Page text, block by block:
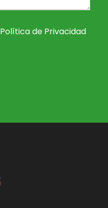
Política de Privacidad